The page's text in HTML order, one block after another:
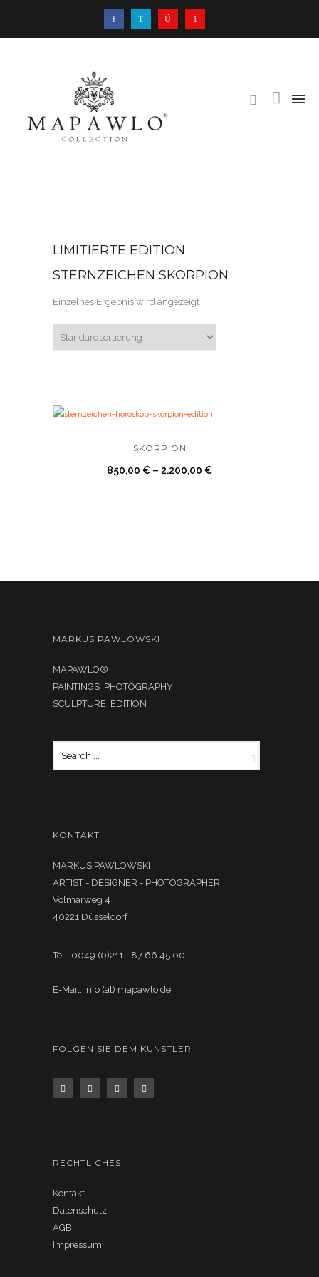
LIMITIERTE EDITION
STERNZEICHEN SKORPION
Einzelnes Ergebnis wird angezeigt
SKORPION
850,00 € – 2.200,00 €
MARKUS PAWLOWSKI
MAPAWLO®
PAINTINGS PHOTOGRAPHY
SCULPTURE EDITION
KONTAKT
MARKUS PAWLOWSKI
ARTIST - DESIGNER - PHOTOGRAPHER
Volmarweg 4
40221 Düsseldorf
Tel.: 0049 (0)211 - 87 66 45 00
E-Mail: info (ät) mapawlo.de
FOLGEN SIE DEM KÜNSTLER
RECHTLICHES
Kontakt
Datenschutz
AGB
Impressum